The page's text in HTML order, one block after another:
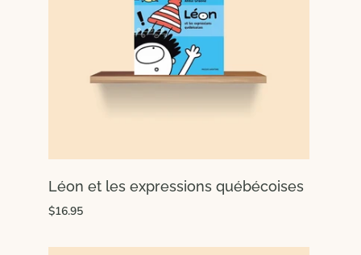
Léon et les expressions québécoises
$16.95